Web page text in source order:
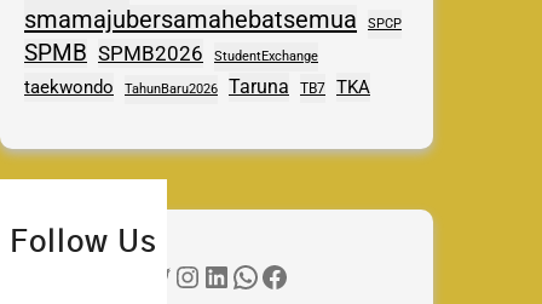
smamajubersamahebatsemua SPCP
SPMB SPMB2026 StudentExchange
taekwondo TahunBaru2026 Taruna TB7 TKA
Follow Us
Instagram LinkedIn WhatsApp Facebook